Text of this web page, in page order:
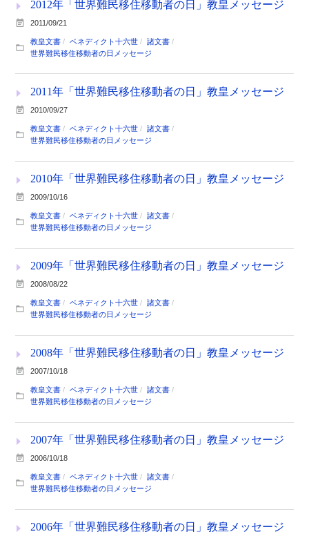
2012年「世界難民移住移動者の日」教皇メッセージ
2011/09/21
教皇文書 ベネディクト十六世
諸文書
世界難民移住移動者の日メッセージ
2011年「世界難民移住移動者の日」教皇メッセージ
2010/09/27
教皇文書 ベネディクト十六世
諸文書
世界難民移住移動者の日メッセージ
2010年「世界難民移住移動者の日」教皇メッセージ
2009/10/16
教皇文書 ベネディクト十六世
諸文書
世界難民移住移動者の日メッセージ
2009年「世界難民移住移動者の日」教皇メッセージ
2008/08/22
教皇文書 ベネディクト十六世
諸文書
世界難民移住移動者の日メッセージ
2008年「世界難民移住移動者の日」教皇メッセージ
2007/10/18
教皇文書 ベネディクト十六世
諸文書
世界難民移住移動者の日メッセージ
2007年「世界難民移住移動者の日」教皇メッセージ
2006/10/18
教皇文書 ベネディクト十六世
諸文書
世界難民移住移動者の日メッセージ
2006年「世界難民移住移動者の日」教皇メッセージ